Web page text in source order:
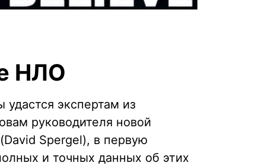
НЛО
экспертам из
руководителя новой
Spergel), в первую
и точных данных об этих